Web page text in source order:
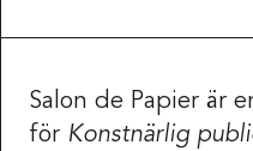
Salon de Papier är
för Konstnärlig